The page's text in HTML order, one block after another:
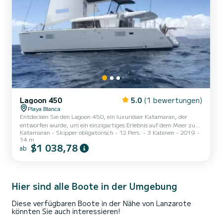
Lagoon 450 5.0 (1 bewertungen)
Playa Blanca
Entdecken Sie den Lagoon 450, ein luxuriöser Katamaran, der
entworfen wurde, um ein einzigartiges Erlebnis auf dem Meer zu
bieten. Mit einer Länge von 13,96 Metern und einer Breite von
7,84 Metern ist dieser elegante und geräumige Katamaran ideal
für Gruppen- oder Familienausflüge und garantiert Komfort,
Katamaran Skipper obligatorisch 12 Pers. 3 Kabinen
2019
14 m
ab $1 038,78
Hier sind alle Boote in der Umgebung
Diese verfügbaren Boote in der Nähe von Lanzarote
könnten Sie auch interessieren!